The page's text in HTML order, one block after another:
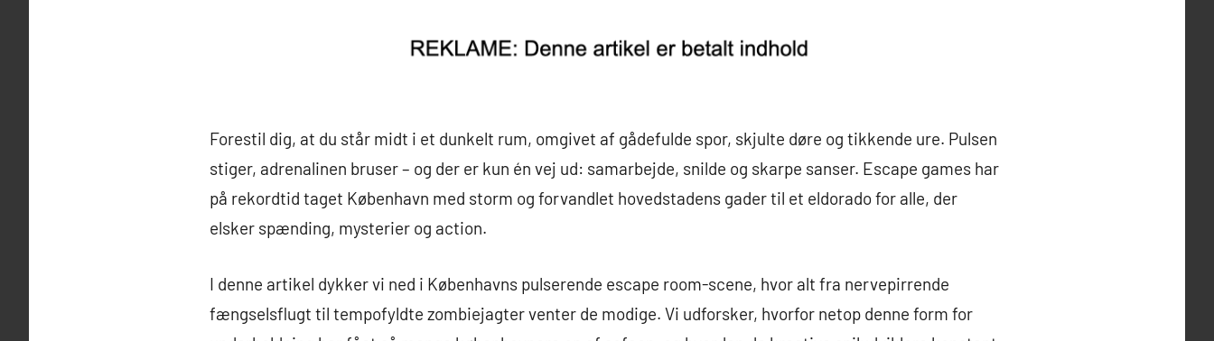
Forestil dig, at du står midt i et dunkelt rum, omgivet af gådefulde spor, skjulte døre og tikkende ure. Pulsen
stiger, adrenalinen bruser – og der er kun én vej ud: samarbejde, snilde og skarpe sanser. Escape games har
på rekordtid taget København med storm og forvandlet hovedstadens gader til et eldorado for alle, der
elsker spænding, mysterier og action.
I denne artikel dykker vi ned i Københavns pulserende escape room-scene, hvor alt fra nervepirrende
fængselsflugt til tempofyldte zombiejagter venter de modige. Vi udforsker, hvorfor netop denne form for